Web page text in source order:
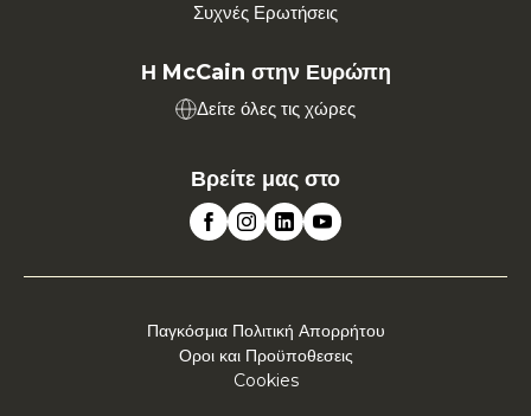
Συχνές Ερωτήσεις
Η McCain στην Ευρώπη
Δείτε όλες τις χώρες
Βρείτε μας στο
Παγκόσμια Πολιτική Απορρήτου
Οροι και Προϋποθεσεις
Cookies